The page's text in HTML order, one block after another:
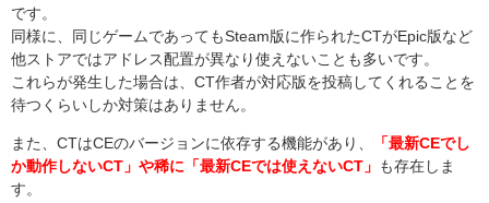
です。
同様に、同じゲームであってもSteam版に作られたCTがEpic版など
他ストアではアドレス配置が異なり使えないことも多いです。
これらが発生した場合は、CT作者が対応版を投稿してくれることを
待つくらいしか対策はありません。
また、CTはCEのバージョンに依存する機能があり、
「最新CEでし
か動作しないCT」や稀に「最新CEでは使えないCT」
も存在しま
す。